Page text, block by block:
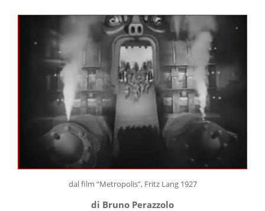
dal film “Metropolis”, Fritz Lang 1927
di Bruno Perazzolo